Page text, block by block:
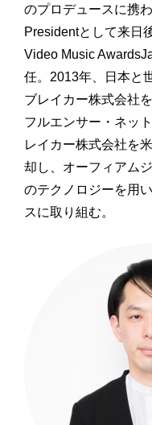
のプロデュースに携
Presidentとして来日
Video Music
任。2013年、日本と
ブレイカー株式会社
フルエンサー・ネッ
レイカー株式会社を
却し、オーフィアム
のテクノロジーを用
スに取り組む。